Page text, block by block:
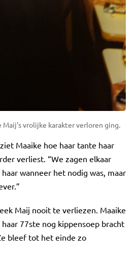
Maij's vrolijke karakter verloren ging.
Maaike hoe haar tante haar
verliest. “We zagen elkaar
wanneer het nodig was, maar
Maij nooit te verliezen. Maaike
77ste nog kippensoep bracht
bleef tot het einde zo